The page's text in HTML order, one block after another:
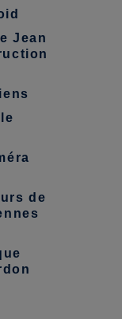
Jean
de